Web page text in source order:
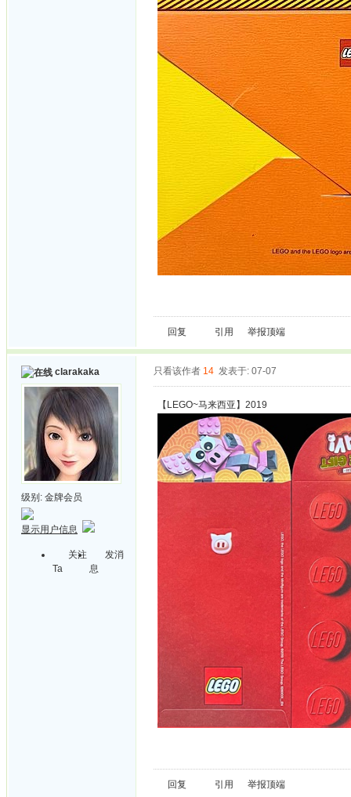
回复 引用 举报顶端
clarakaka
级别: 金牌会员
显示用户信息
关注
Ta
发消
息
只看该作者 14 发表于: 07-07
【LEGO~马来西亚】2019
回复 引用 举报顶端